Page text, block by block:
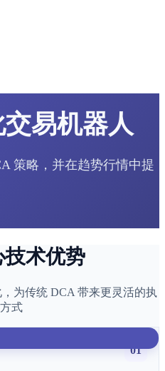
易机器人
策略，并在趋势行情中提
技术优势
为传统 DCA 带来更灵活的执
式
01